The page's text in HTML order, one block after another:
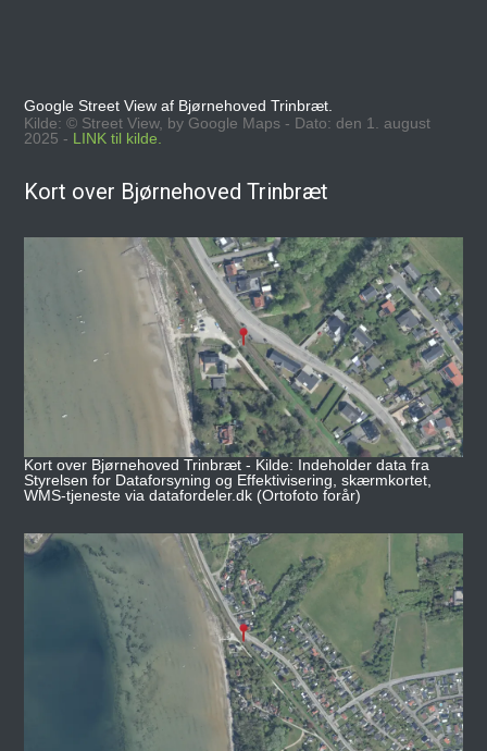
Google Street View af Bjørnehoved Trinbræt.
Kilde: © Street View, by Google Maps - Dato: den 1. august
2025 - LINK til kilde.
Kort over Bjørnehoved Trinbræt
Kort over Bjørnehoved Trinbræt - Kilde: Indeholder data fra
Styrelsen for Dataforsyning og Effektivisering, skærmkortet,
WMS-tjeneste via datafordeler.dk (Ortofoto forår)